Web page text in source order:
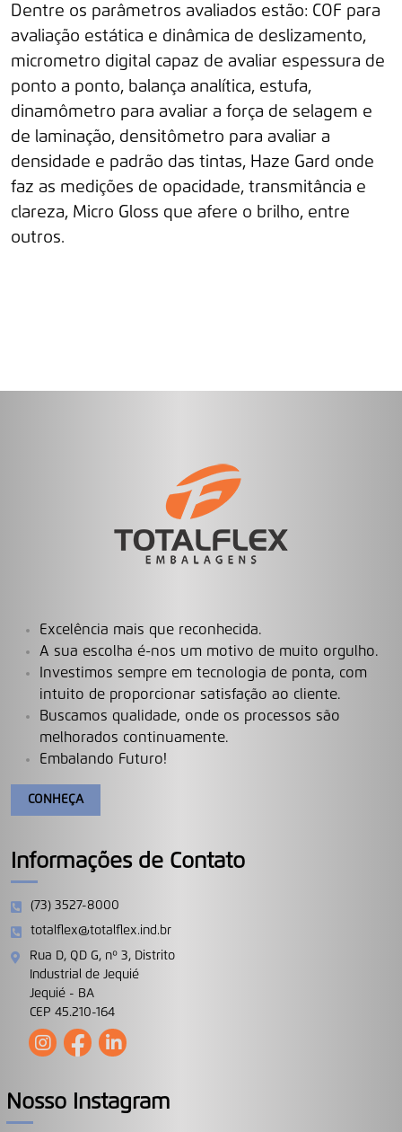
Dentre os parâmetros avaliados estão: COF para
avaliação estática e dinâmica de deslizamento,
micrometro digital capaz de avaliar espessura de
ponto a ponto, balança analítica, estufa,
dinamômetro para avaliar a força de selagem e
de laminação, densitômetro para avaliar a
densidade e padrão das tintas, Haze Gard onde
faz as medições de opacidade, transmitância e
clareza, Micro Gloss que afere o brilho, entre
outros.
Excelência mais que reconhecida.
A sua escolha é-nos um motivo de muito orgulho.
Investimos sempre em tecnologia de ponta, com
intuito de proporcionar satisfação ao cliente.
Buscamos qualidade, onde os processos são
melhorados continuamente.
Embalando Futuro!
CONHEÇA
Informações de Contato
(73) 3527-8000
totalflex@totalflex.ind.br
Rua D, QD G, nº 3, Distrito
Industrial de Jequié
Jequié - BA
CEP 45.210-164
Nosso Instagram